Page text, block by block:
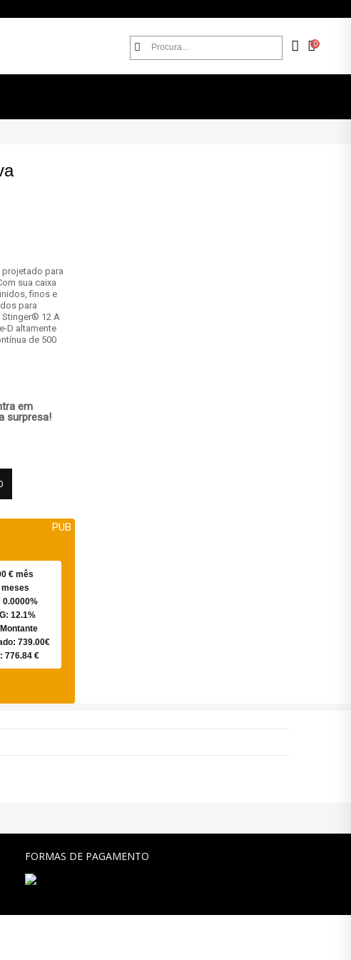
0
para
sua caixa
finos e
para
Stinger® 12 A
D altamente
de 500
em
surpresa!
PUB
€ mês
meses
0.0000%
12.1%
739.00€
776.84 €
FORMAS DE PAGAMENTO